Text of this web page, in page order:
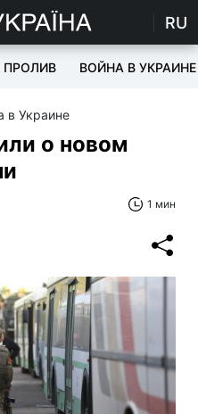
RU
ВОЙНА В УКРАИНЕ
в Украине
о новом
1 мин